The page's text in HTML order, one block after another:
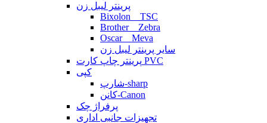
پرینتر لیبل زن
Bixolon _ TSC
Brother _ Zebra
Oscar _ Meva
سایر پرینتر لیبل زن
پرینتر چاپ کارت PVC
کپی
شارپ-sharp
کانن-Canon
پرفراژ چک
تجهیزات جانبی اداری